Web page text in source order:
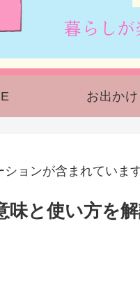
お出かけ
ションが含まれていま
味と使い方を